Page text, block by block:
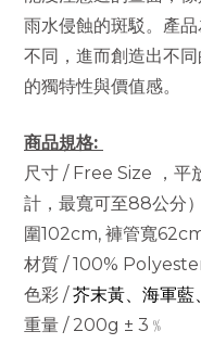
雨水侵蝕的斑駁。產
不同，進而創造出不
的獨特性與價值感。
商品規格:
尺寸 / Free Size ，平
計，最寬可至88公分
圍102cm, 褲管寬
材質 / 100%
色彩 / 芥末黃、海軍藍
重量 / 200g ± 3﹪